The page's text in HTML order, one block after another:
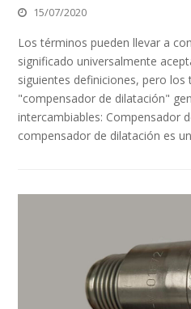
15/07/2020
Los términos pueden llevar a
significado universalmente
siguientes definiciones, pero
"compensador de dilatación"
intercambiables: Compensador
compensador de dilatación es